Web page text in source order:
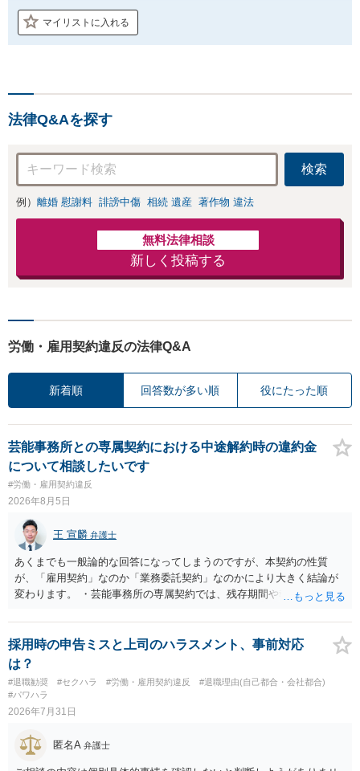
マイリストに入れる
法律Q&Aを探す
検索
例） 離婚 慰謝料 誹謗中傷 相続 遺産 著作物 違法
無料法律相談
新しく投稿する
労働・雇用契約違反の法律Q&A
新着順 回答数が多い順 役にたった順
芸能事務所との専属契約における中途解約時の違約金
について相談したいです
#労働・雇用契約違反
2026年8月5日
王 宣麟 弁護士
あくまでも一般論的な回答になってしまうのですが、本契約の性質
が、「雇用契約」なのか「業務委託契約」なのかにより大きく結論が
変わります。 ・芸能事務所の専属契約では、残存期間や報酬額、投下
務上よくあるからといって当然に適法という意味ではなく、実際の損
害との対応関係や合理性が重要です。 ・違約金に上限がなくても、常
に有効になるわけではありません。契約が労働契約に近い実態なら労
基法16条で無効となる余地があり、そうでなくても、金額が事務所の
損害と比べて過大なら無効や減額が争点になります。 ・契約前の修正
交渉は一般的です。 交渉の方向としては、上限額を設ける、実損害ベ
費・未回収費用のみ」に限定する、などが典型です。 ・弁護士に契約
前に契約書の内容をレビューしてもらう価値は十分にあると思われま
採用時の申告ミスと上司のハラスメント、事前対応
は？
#退職勧奨 #セクハラ #労働・雇用契約違反
#退職理由(自己都合・会社都合)
#パワハラ
2026年7月31日
匿名A 弁護士